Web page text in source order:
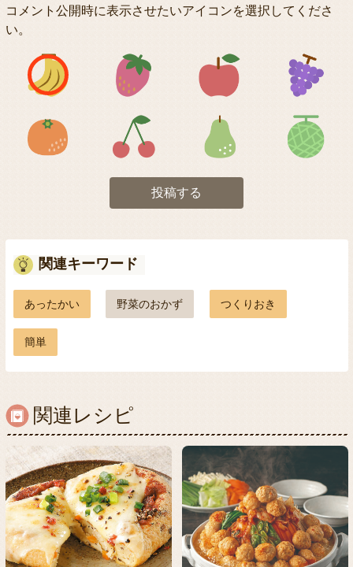
コメント公開時に表示させたいアイコンを選択してくださ
い。
アイコン1 アイコン2 アイコン3
アイコン5 アイコン6 アイコン7
投稿する
関連キーワード
あったかい 野菜のおかず つくりおき
簡単
関連レシピ